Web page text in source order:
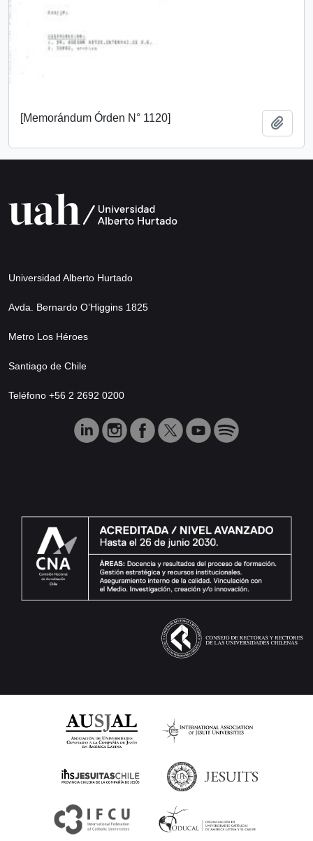
[Memorándum Órden N° 1120]
Universidad Alberto Hurtado
Avda. Bernardo O’Higgins 1825
Metro Los Héroes
Santiago de Chile
Teléfono +56 2 2692 0200